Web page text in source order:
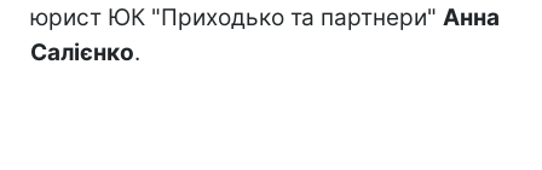
юрист ЮК "Приходько та партнери" Анна
Салієнко.